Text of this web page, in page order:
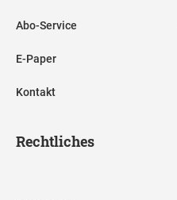
Abo-Service
E-Paper
Kontakt
Rechtliches